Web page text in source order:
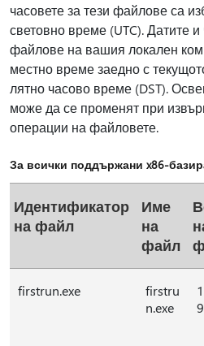
часовете за тези файлове са
световно време (UTC). Датите и
файлове на вашия локален
местно време заедно с
лятно часово време (DST).
може да се променят при
операции на файловете.
За всички поддържани x86-
Идентификатор
на файл
Име
на
файл
firstrun.exe
firstru
n.exe